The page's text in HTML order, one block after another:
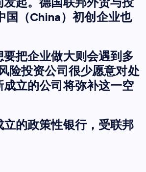
国（China）初创企业也
把企业做大则会遇到多
险投资公司很少愿意对处
立的公司将弥补这一空
的政策性银行，受联邦